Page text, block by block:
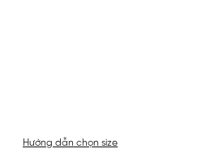
Hướng dẫn chọn size